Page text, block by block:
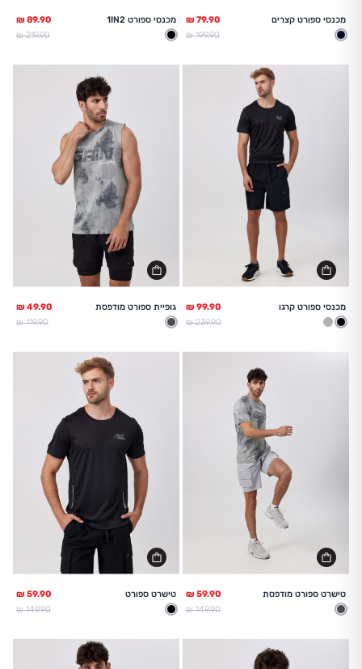
מכנסי ספורט קצרים
נייבי
מחיר מלא
199.90 ₪
מכנסי ספורט 1IN2
שחור
מחיר מלא
219.90 ₪
מכנסי ספורט קרגו
שחוראפור בהיר
מחיר מלא
239.90 ₪
גופיית ספורט מודפסת
אפור
מחיר מלא
119.90 ₪
טישרט ספורט מודפסת
אפור
מחיר מלא
149.90 ₪
טישרט ספורט
שחור
מחיר מלא
149.90 ₪